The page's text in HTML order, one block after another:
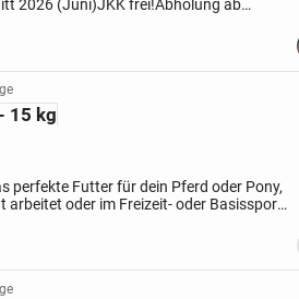
2026 (Juni)JKK frei!Abholung ab
15 kg
perfekte Futter für dein Pferd oder Pony,
arbeitet oder im Freizeit- oder Basissport
Müsli regt zum...